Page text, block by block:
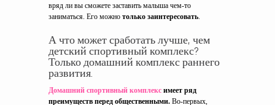
вряд ли вы сможете заставить малыша чем-то
заниматься. Его можно только заинтересовать.
А что может сработать лучше, чем
детский спортивный комплекс?
Только домашний комплекс раннего
развития.
Домашний спортивный комплекс имеет ряд
преимуществ перед общественными. Во-первых,